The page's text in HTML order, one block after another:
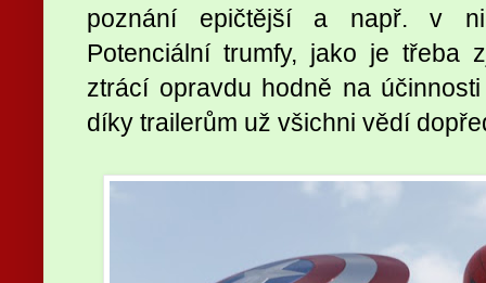
poznání epičtější a např. v
Potenciální trumfy, jako je třeba
ztrácí opravdu hodně na
díky trailerům už všichni vědí